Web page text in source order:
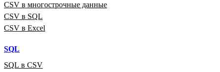
CSV в многострочные данные
CSV в SQL
CSV в Excel
SQL
SQL в CSV